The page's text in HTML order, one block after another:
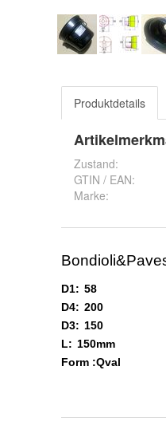
Produktdetails
Zustand:
GTIN / EAN:
Marke: